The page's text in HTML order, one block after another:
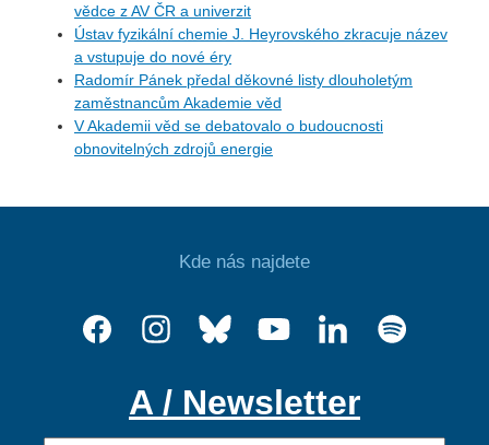
vědce z AV ČR a univerzit
Ústav fyzikální chemie J. Heyrovského zkracuje název
a vstupuje do nové éry
Radomír Pánek předal děkovné listy dlouholetým
zaměstnancům Akademie věd
V Akademii věd se debatovalo o budoucnosti
obnovitelných zdrojů energie
Kde nás najdete
A / Newsletter